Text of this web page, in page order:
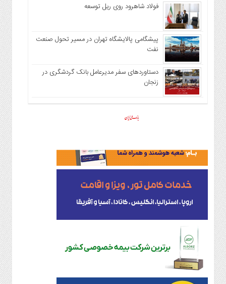
فولاد شاهرود روی ریل توسعه
پیشگامی پالایشگاه تهران در مسیر تحول صنعت
نفت
دستاوردهای سفر مدیرعامل بانک گردشگری در
زنجان